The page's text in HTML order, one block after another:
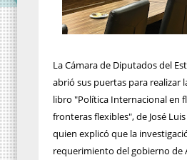
La Cámara de Diputados del
abrió sus puertas para realizar
libro "Política Internacional en
fronteras flexibles", de José
quien explicó que la
requerimiento del gobierno de